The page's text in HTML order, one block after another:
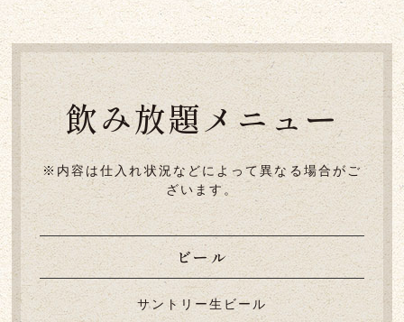
飲み放題メニュー
※内容は仕入れ状況などによって異なる場合がご
ざいます。
ビール
サントリー生ビール